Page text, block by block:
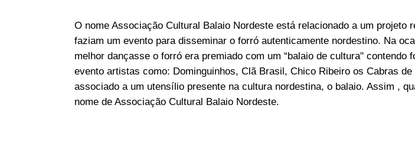
O nome Associação Cultural Balaio Nordeste está relacionado a um
faziam um evento para disseminar o forró autenticamente nordestino. Na
melhor dançasse o forró era premiado com um “balaio de cultura''
evento artistas como: Dominguinhos, Clã Brasil, Chico Ribeiro os Cabras
associado a um utensílio presente na cultura nordestina, o balaio. Assim ,
nome de Associação Cultural Balaio Nordeste.